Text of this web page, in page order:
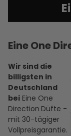
Eine One
Wir sind die
billigsten in
Deutschland
bei Eine One
Direction Düfte -
mit 30-tägiger
Vollpreisgarantie.